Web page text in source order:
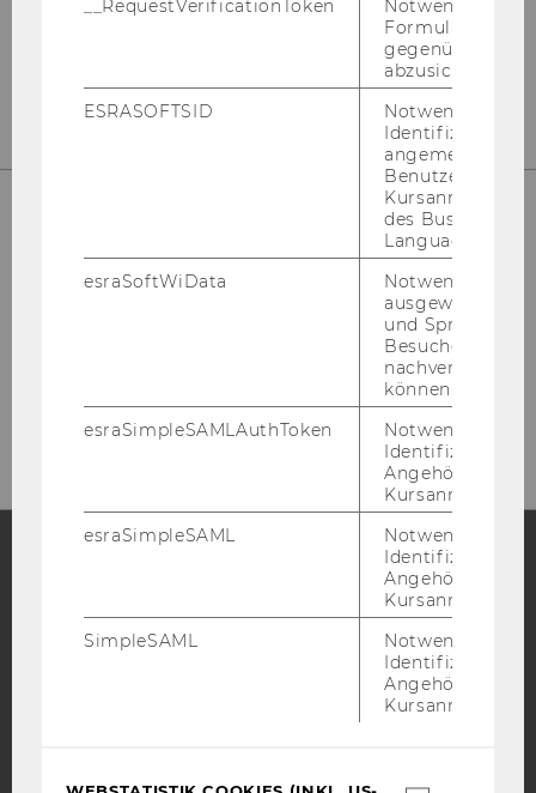
: 10.00 - 12.00 & 14.00 - 15.00
Bitte nut­zen Sie das Tür­tele­fon!
Blog
Bluesky
__RequestVerificationToken
Notwendig, um
gegenüber
abzusichern.
ESRASOFTSID
Notwendig zur
Identifizierung
angemeldeten
Benutzers im
des Business
Language
esraSoftWiData
Notwendig um
ausgewählte
und
Besuchers
nachverfolgen
können.
esraSimpleSAMLAuthToken
Notwendig zur
Identifizierung
Angehörige/r für
Kursanmeldung.
esraSimpleSAML
Notwendig zur
Identifizierung
Angehörige/r für
Kursanmeldung.
SimpleSAML
Notwendig zur
Identifizierung
Angehörige/r für
Kursanmeldung.